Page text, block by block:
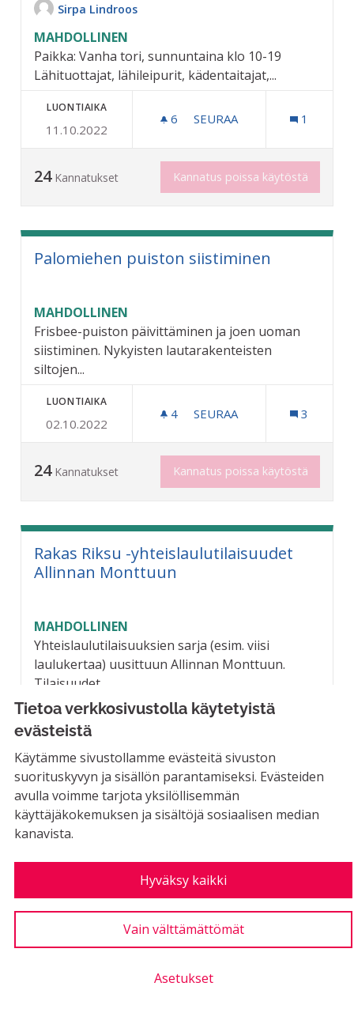
Tietoa verkkosivustolla käytetyistä
evästeistä
Käytämme sivustollamme evästeitä sivuston
suorituskyvyn ja sisällön parantamiseksi. Evästeiden
avulla voimme tarjota yksilöllisemmän
käyttäjäkokemuksen ja sisältöjä sosiaalisen median
kanavista.
Hyväksy kaikki
Vain välttämättömät
Asetukset
Sirpa Lindroos
MAHDOLLINEN
Paikka: Vanha tori, sunnuntaina klo 10-19
Lähituottajat, lähileipurit, kädentaitajat,...
LUONTIAIKA
11.10.2022
6 6 SEURAAJAA
SEURAA 1
24 Kannatukset Kannatus poissa käytöstä
Palomiehen puiston siistiminen
MAHDOLLINEN
Frisbee-puiston päivittäminen ja joen uoman
siistiminen. Nykyisten lautarakenteisten
siltojen...
LUONTIAIKA
02.10.2022
4 4 SEURAAJAA
SEURAA 3
24 Kannatukset Kannatus poissa käytöstä
Rakas Riksu -yhteislaulutilaisuudet
Allinnan Monttuun
MAHDOLLINEN
Yhteislaulutilaisuuksien sarja (esim. viisi
laulukertaa) uusittuun Allinnan Monttuun.
Tilaisuudet...
LUONTIAIKA
10.10.2022
23 Kannatukset Kannatus poissa käytöstä
Reunakivet mataliksi suojateiden
kohdalta ja valaistuja
suojatiemerkkejä
Asukkaiden ehdotukset
Reunakivet ovat korkeita monien suojateiden